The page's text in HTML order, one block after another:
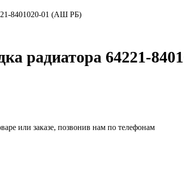
8401020-01 (АШ РБ)
радиатора 64221-
или заказе, позвонив нам по телефонам